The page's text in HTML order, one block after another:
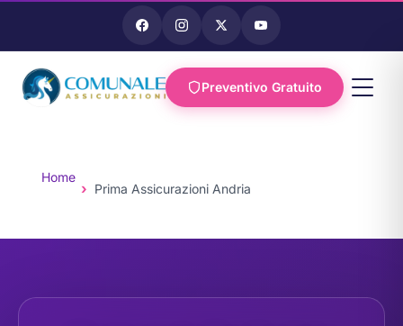
Preventivo Gratuito
Home
Prima Assicurazioni Andria